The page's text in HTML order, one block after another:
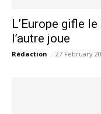
L’Europe gifle
l’autre joue
Rédaction - 27 February